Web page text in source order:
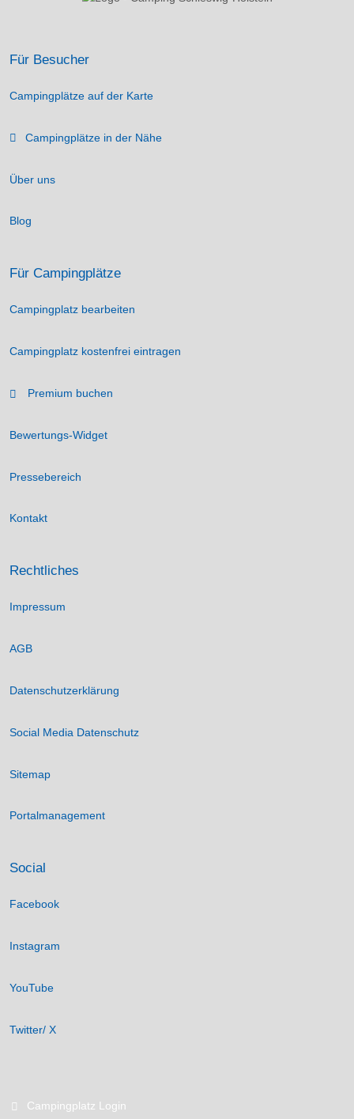
Für Besucher
Campingplätze auf der Karte
Campingplätze in der Nähe
Über uns
Blog
Für Campingplätze
Campingplatz bearbeiten
Campingplatz kostenfrei eintragen
Premium buchen
Bewertungs-Widget
Pressebereich
Kontakt
Rechtliches
Impressum
AGB
Datenschutzerklärung
Social Media Datenschutz
Sitemap
Portalmanagement
Social
Facebook
Instagram
YouTube
Twitter/ X
Campingplatz Login